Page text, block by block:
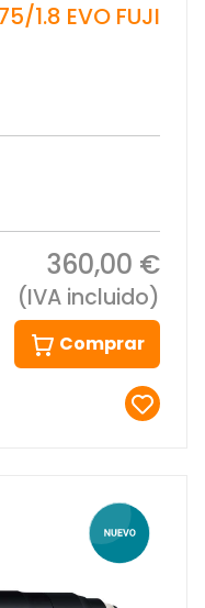
1.8 EVO FUJI
360,00 €
(IVA incluido)
Comprar